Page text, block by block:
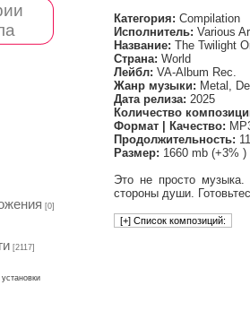
[0]
[2117]
Категория: Compilation
Исполнитель: Various
Название: The Twilight
Страна: World
Лейбл: VA-Album Rec.
Жанр музыки: Metal,
Дата релиза: 2025
Количество
Формат | Качество:
Продолжительность:
Размер: 1660 mb (+3% )
Это не просто
стороны души.